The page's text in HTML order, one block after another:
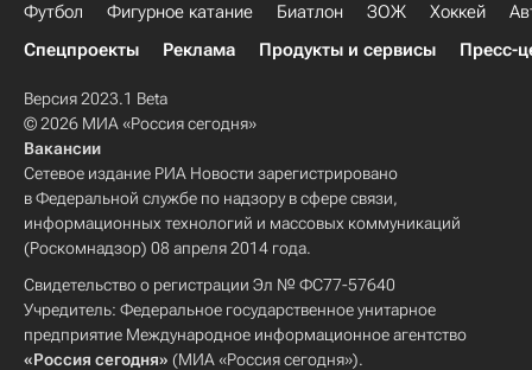
Футбол Фигурное катание Биатлон ЗОЖ Хоккей
Спецпроекты
Реклама Продукты и сервисы Пресс-
Версия 2023.1 Beta
© 2026 МИА «Россия сегодня»
Вакансии
Сетевое издание РИА Новости зарегистрировано
в Федеральной службе по надзору в сфере связи,
информационных технологий и массовых коммуникаций
(Роскомнадзор) 08 апреля 2014 года.
Свидетельство о регистрации Эл № ФС77-57640
Учредитель: Федеральное государственное унитарное
предприятие Международное информационное агентство
«Россия сегодня» (МИА «Россия сегодня»).